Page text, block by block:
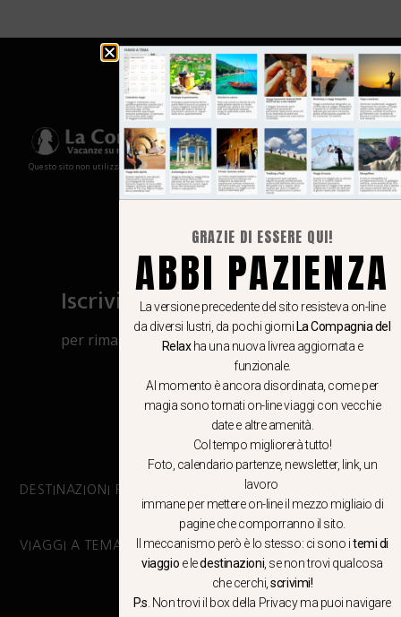
Questo sito non utilizza cookies e non memorizza in alcun modo le tue informazioni
Iscriviti al canale Whatsapp
per rimanere aggiornato su viaggi, eventi
CLICCA QUI
DESTINAZIONI PRINCIPALI
VIAGGI A TEMA
GRAZIE DI ESSERE QUI!
ABBI PAZIENZA
La versione precedente del sito resisteva on-line
da diversi lustri, da pochi giorni La Compagnia del
Relaxha una nuova livrea aggiornata e
funzionale.
Al momento è ancora disordinata, come per
magia sono tornati on-line viaggi con vecchie
date e altre amenità.
Col tempo migliorerà tutto!
Foto, calendario partenze, newsletter, link, un
lavoro
immane per mettere on-line il mezzo migliaio di
pagine che comporranno il sito.
Il meccanismo però è lo stesso: ci sono itemi di
viaggio e ledestinazioni , se non trovi qualcosa
che cerchi,scrivimi!
P.s . Non trovi il box della Privacy ma puoi navigare